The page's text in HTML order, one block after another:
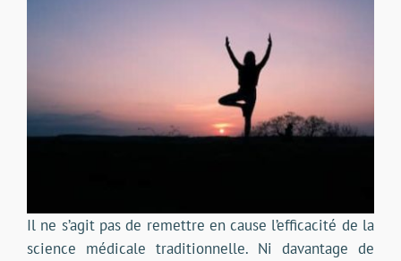
Il ne s’agit pas de remettre en cause l’efficacité de la
science médicale traditionnelle. Ni davantage de